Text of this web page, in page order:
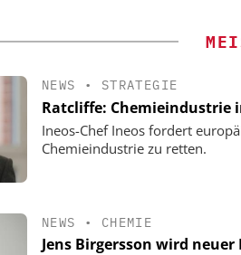
NEWS • STRATEGIE
Ratcliffe: Chemieindustrie
Ineos-Chef Ineos fordert
Chemieindustrie zu retten.
NEWS • CHEMIE
Jens Birgersson wird neuer